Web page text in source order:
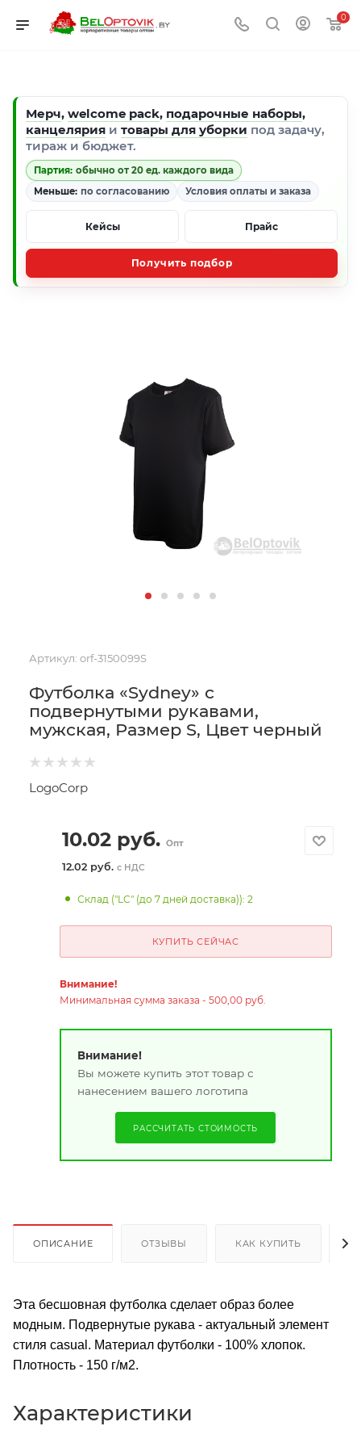
0
Мерч, welcome pack, подарочные наборы,
канцелярия и товары для уборки под задачу,
тираж и бюджет.
Партия: обычно от 20 ед. каждого вида
Меньше: по согласованию Условия оплаты и заказа
Кейсы Прайс
Получить подбор
Артикул: orf-3150099S
Футболка «Sydney» с
подвернутыми рукавами,
мужская, Размер S, Цвет черный
LogoCorp
10.02руб. Опт
12.02 руб. с НДС
Склад ("LC" (до 7 дней доставка)): 2
КУПИТЬ СЕЙЧАС
Внимание!
Минимальная сумма заказа - 500,00 руб.
Внимание!
Вы можете купить этот товар с
нанесением вашего логотипа
РАССЧИТАТЬ СТОИМОСТЬ
ОПИСАНИЕ ОТЗЫВЫ КАК КУПИТЬ
Эта бесшовная футболка сделает образ более
модным. Подвернутые рукава - актуальный элемент
стиля casual. Материал футболки - 100% хлопок.
Плотность - 150 г/м2.
Характеристики